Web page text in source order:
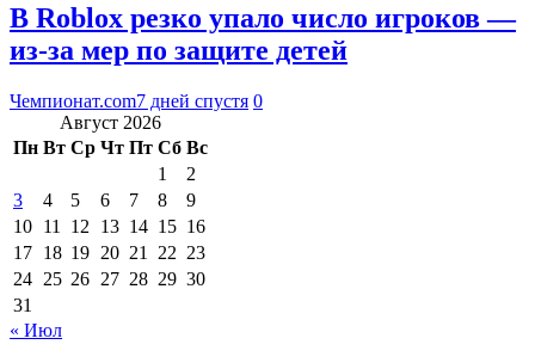
В Roblox резко упало число игроков —
из-за мер по защите детей
Чемпионат.com7 дней спустя 0
Август 2026
Пн Вт Ср Чт Пт Сб Вс
1
2
3
4 5 6 7 8
9
10 11 12 13 14 15 16
17 18 19 20 21 22 23
24 25 26 27 28 29 30
31
« Июл